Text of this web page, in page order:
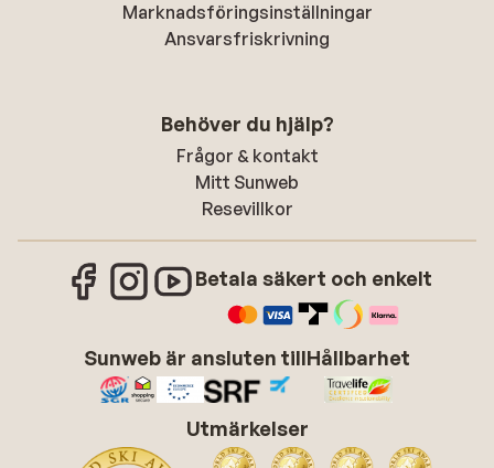
Marknadsföringsinställningar
Ansvarsfriskrivning
Behöver du hjälp?
Frågor & kontakt
Mitt Sunweb
Resevillkor
Betala säkert och enkelt
Sunweb är ansluten tillHållbarhet
Utmärkelser